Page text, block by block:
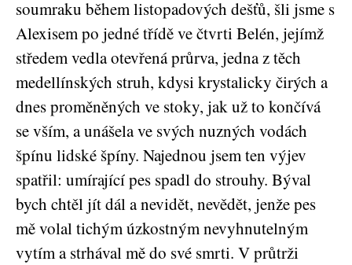
soumraku během listopadových dešťů, šli jsme s
Alexisem po jedné třídě ve čtvrti Belén, jejímž
středem vedla otevřená průrva, jedna z těch
medellínských struh, kdysi krystalicky čirých a
dnes proměněných ve stoky, jak už to končívá
se vším, a unášela ve svých nuzných vodách
špínu lidské špíny. Najednou jsem ten výjev
spatřil: umírající pes spadl do strouhy. Býval
bych chtěl jít dál a nevidět, nevědět, jenže pes
mě volal tichým úzkostným nevyhnutelným
vytím a strhával mě do své smrti. V průtrži